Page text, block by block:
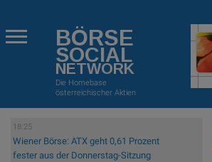
BÖRSE
SOCIAL
NETWORK
Die Homebase
österreichischer Aktien
18:25
Wiener Börse: ATX geht 0,61 Prozent
fester aus der Donnerstag-Sitzung